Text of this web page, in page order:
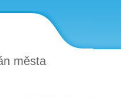
města